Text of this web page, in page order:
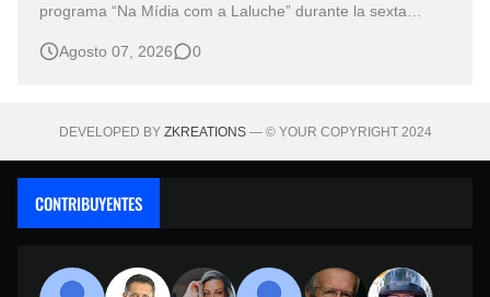
programa “Na Mídia com a Laluche” durante la sexta
eventos benéficos más importantes de Brasil. En medio del
Agosto 07, 2026 0
DEVELOPED BY ZKREATIONS— © YOUR COPYRIGHT 2024
CONTRIBUYENTES